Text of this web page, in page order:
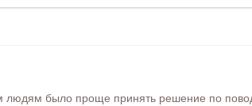
было проще принять решение по